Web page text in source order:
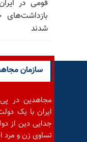
قومی در
بازداشت‌های
شدند
سازمان
مجاهدین در پی
ایران با یک
جدایی دین از
تساوی زن و مرد